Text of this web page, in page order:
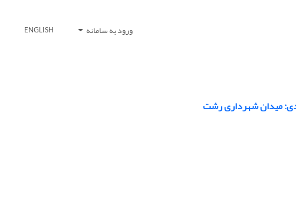
ورود به سامانه ENGLISH
میدان شهرداری رشت